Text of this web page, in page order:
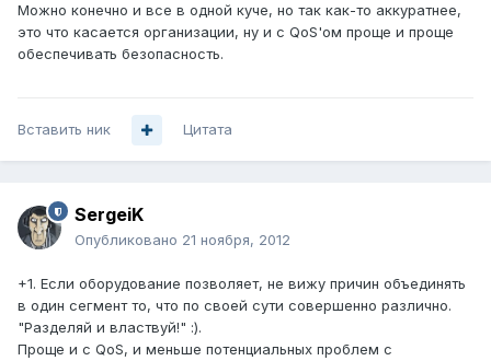
Можно конечно и все в одной куче, но так как-то аккуратнее,
это что касается организации, ну и с QoS'ом проще и проще
обеспечивать безопасность.
Вставить ник Цитата
SergeiK
Опубликовано 21 ноября, 2012
+1. Если оборудование позволяет, не вижу причин объединять
в один сегмент то, что по своей сути совершенно различно.
"Разделяй и властвуй!" :).
Проще и с QoS, и меньше потенциальных проблем с